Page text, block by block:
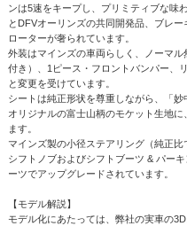
ンは5速をキープし、プリミティブな味
とDFVオーリンズの共同開発品、ブレ
ローターが奢られています。
外装はマインズの車両らしく、ノーマ
付き）、1ピース・フロントバンパー、
と変更を受けています。
シートは純正形状を尊重しながら、「
オリジナルの富士山柄のモケット生地
ます。
マインズ製の小径ステアリング（純正
シフトノブおよびシフトブーツ & パー
ーツでアップグレードされています。
【モデル解説】
モデル化にあたっては、弊社の実車の